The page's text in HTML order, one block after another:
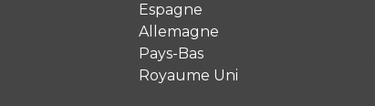
Espagne
Allemagne
Pays-Bas
Royaume Uni